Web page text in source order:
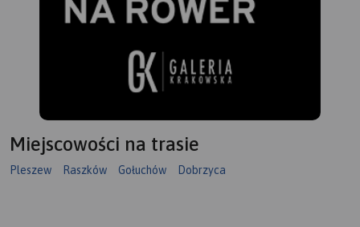
Miejscowości na trasie
Pleszew Raszków Gołuchów Dobrzyca